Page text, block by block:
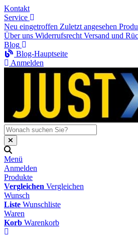
Kontakt
Service
Neu eingetroffen Zuletzt angesehen
Über uns Widerrufsrecht Versand und
Blog
Blog-Hauptseite
Anmelden
Menü
Anmelden
Produkte
Vergleichen Vergleichen
Wunsch
Liste Wunschliste
Waren
Korb Warenkorb